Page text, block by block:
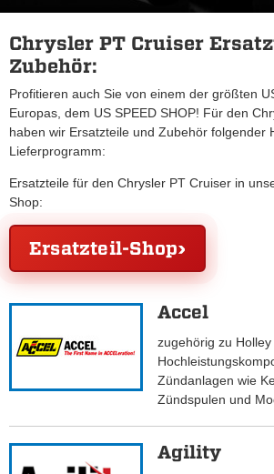
Chrysler PT Cruiser
Zubehör:
Profitieren auch Sie von einem der größten
Europas, dem US SPEED SHOP! Für den
haben wir Ersatzteile und Zubehör folgender
Lieferprogramm:
Ersatzteile für den Chrysler PT Cruiser in
Shop:
Ersatzteil-Shop
Accel
zugehörig zu
Zündanlagen wie
Zündspulen und
Agility